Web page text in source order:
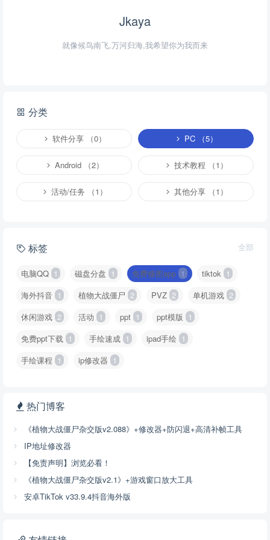
Jkaya
就像候鸟南飞,万河归海,我希望你为我而来
分类
软件分享 （0） PC （5）
Android （2） 技术教程 （1）
活动/任务 （1） 其他分享 （1）
标签 全部
电脑QQ 1 磁盘分盘 1 免费修图app 1 tiktok 1
海外抖音 1 植物大战僵尸 2 PVZ 2 单机游戏 2
休闲游戏 2 活动 1 ppt 1 ppt模版 1
免费ppt下载 1 手绘速成 1 ipad手绘 1
手绘课程 1 ip修改器 1
热门博客
《植物大战僵尸杂交版v2.088》+修改器+防闪退+高清补帧工具
IP地址修改器
【免责声明】浏览必看！
《植物大战僵尸杂交版v2.1》+游戏窗口放大工具
安卓TikTok v33.9.4抖音海外版